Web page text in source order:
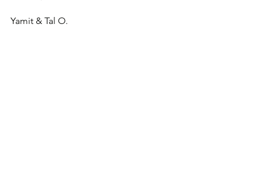
Yamit & Tal O.